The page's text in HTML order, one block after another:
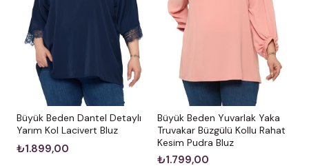
Büyük Beden Dantel Detaylı
Yarım Kol Lacivert Bluz
₺1.899,00
Büyük Beden Yuvarlak Yaka
Truvakar Büzgülü Kollu Rahat
Kesim Pudra Bluz
₺1.799,00